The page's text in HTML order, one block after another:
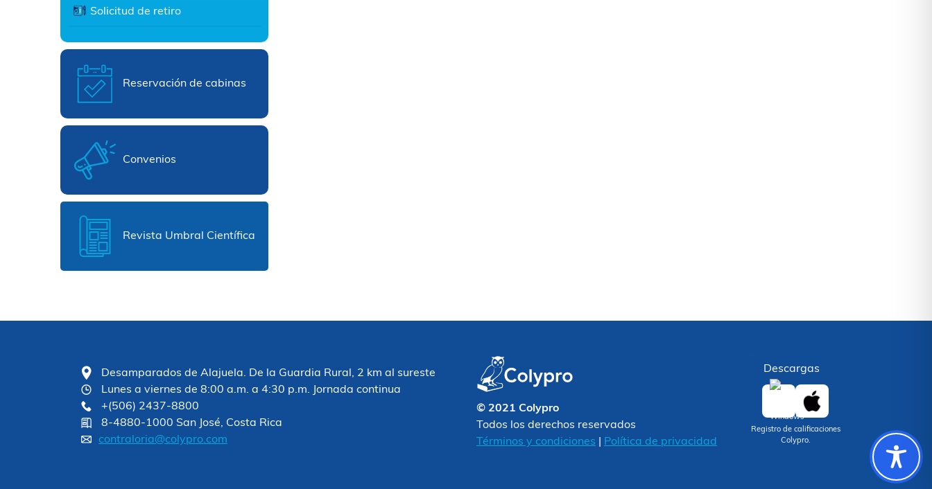
Solicitud de retiro
Reservación de cabinas
Convenios
Revista Umbral Científica
Desamparados de Alajuela. De la Guardia Rural, 2 km al sureste
Lunes a viernes de 8:00 a.m. a 4:30 p.m. Jornada continua
+(506) 2437-8800
8-4880-1000 San José, Costa Rica
contraloria@colypro.com
© 2021 Colypro
Todos los derechos reservados
Términos y condiciones
Política de privacidad
Descargas
Registro de calificaciones
Colypro.